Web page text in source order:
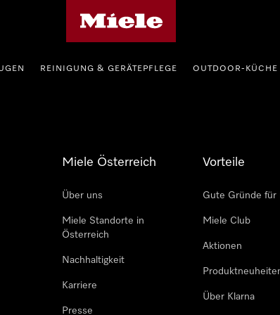
REINIGUNG & GERÄTEPFLEGE OUTDOOR-KÜCHE
Miele Österreich
Über uns
Miele Standorte in
Österreich
Nachhaltigkeit
Karriere
Presse
Vorteile
Gute Gründe für
Miele Club
Aktionen
Über Klarna